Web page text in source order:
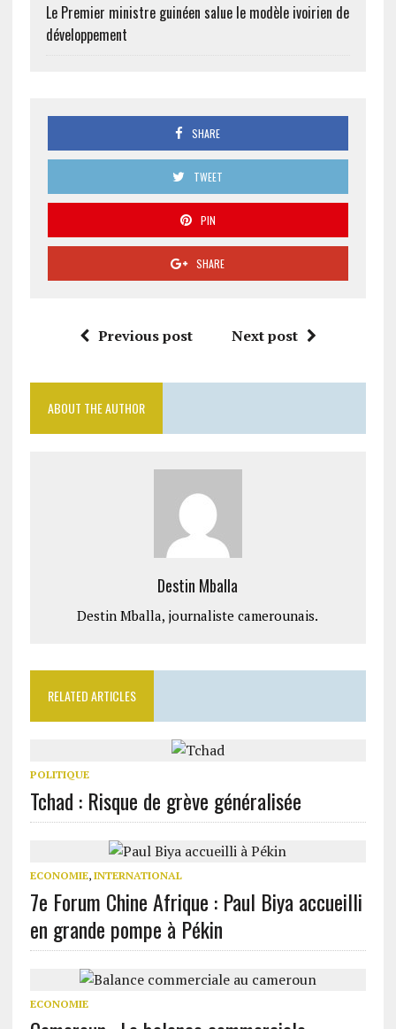
Le Premier ministre guinéen salue le modèle ivoirien de
développement
SHARE
TWEET
PIN
SHARE
Previous post Next post
ABOUT THE AUTHOR
Destin Mballa
Destin Mballa, journaliste camerounais.
RELATED ARTICLES
POLITIQUE
Tchad : Risque de grève généralisée
ECONOMIE, INTERNATIONAL
7e Forum Chine Afrique : Paul Biya accueilli
en grande pompe à Pékin
ECONOMIE